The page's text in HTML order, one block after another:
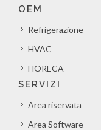
OEM
Refrigerazione
HVAC
HORECA
SERVIZI
Area riservata
Area Software